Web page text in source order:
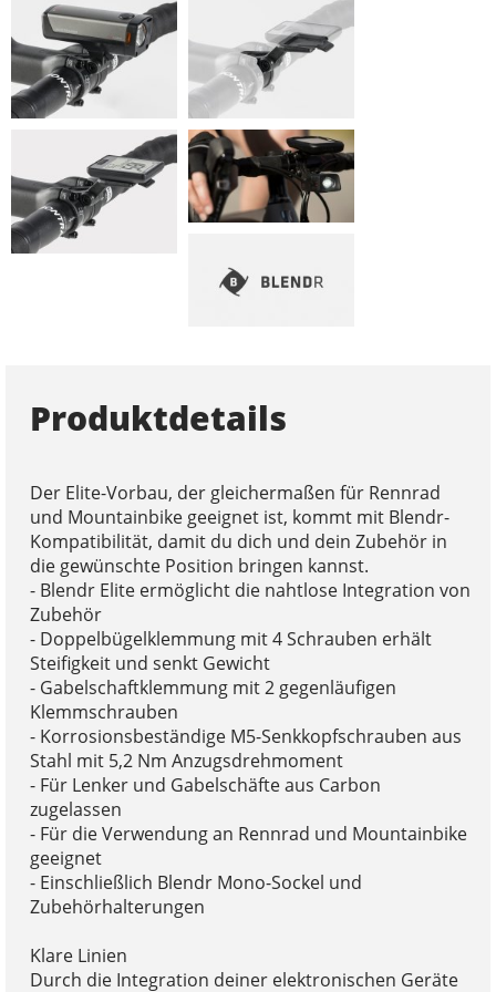
Produktdetails
Der Elite-Vorbau, der gleichermaßen für Rennrad
und Mountainbike geeignet ist, kommt mit Blendr-
Kompatibilität, damit du dich und dein Zubehör in
die gewünschte Position bringen kannst.
- Blendr Elite ermöglicht die nahtlose Integration von
Zubehör
- Doppelbügelklemmung mit 4 Schrauben erhält
Steifigkeit und senkt Gewicht
- Gabelschaftklemmung mit 2 gegenläufigen
Klemmschrauben
- Korrosionsbeständige M5-Senkkopfschrauben aus
Stahl mit 5,2 Nm Anzugsdrehmoment
- Für Lenker und Gabelschäfte aus Carbon
zugelassen
- Für die Verwendung an Rennrad und Mountainbike
geeignet
- Einschließlich Blendr Mono-Sockel und
Zubehörhalterungen
Klare Linien
Durch die Integration deiner elektronischen Geräte